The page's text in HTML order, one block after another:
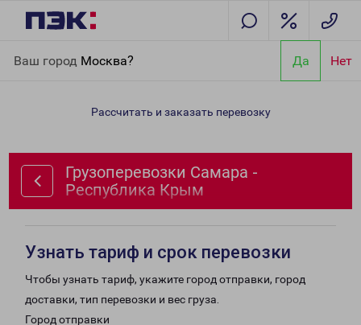
Ваш город Москва? Да Нет
Крым
Рассчитать и заказать перевозку
Грузоперевозки Самара -
Республика Крым
Узнать тариф и срок перевозки
Чтобы узнать тариф, укажите город отправки, город
доставки, тип перевозки и вес груза.
Город отправки